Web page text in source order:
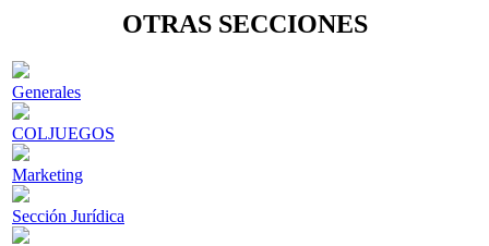
OTRAS SECCIONES
Generales
COLJUEGOS
Marketing
Sección Jurídica